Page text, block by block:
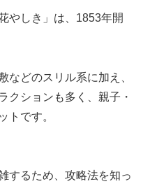
やしき」は、1853年開
などのスリル系に加え、
クションも多く、親子・
トです。
するため、攻略法を知っ